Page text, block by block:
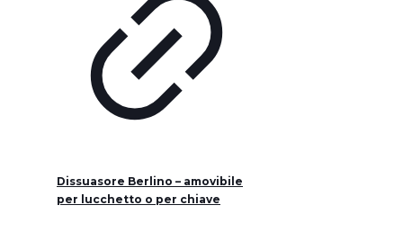
Dissuasore Berlino – amovibile
per lucchetto o per chiave